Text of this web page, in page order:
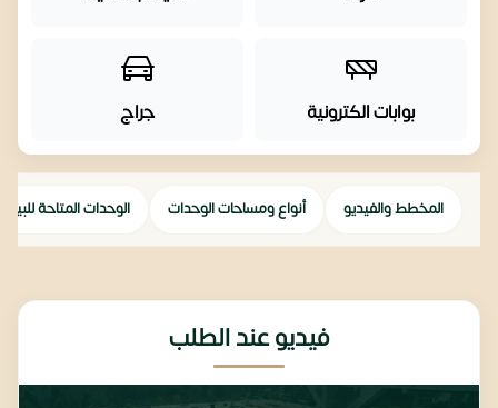
بوابات الكترونية جراج
المخطط والفيديو أنواع ومساحات الوحدات الوحدات المتاحة للبيع
فيديو عند الطلب